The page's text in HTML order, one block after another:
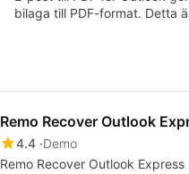
bilaga till PDF-format. Detta
Remo Recover Outlook
4.4 Demo
Remo Recover Outlook